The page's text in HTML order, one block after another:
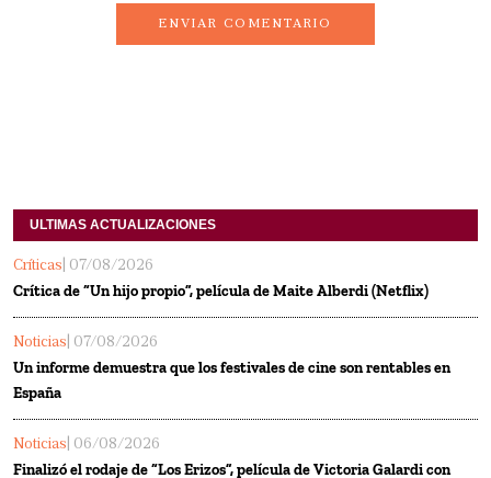
ENVIAR COMENTARIO
ULTIMAS ACTUALIZACIONES
Críticas | 07/08/2026
Crítica de “Un hijo propio”, película de Maite Alberdi (Netflix)
Noticias | 07/08/2026
Un informe demuestra que los festivales de cine son rentables en
España
Noticias | 06/08/2026
Finalizó el rodaje de “Los Erizos”, película de Victoria Galardi con